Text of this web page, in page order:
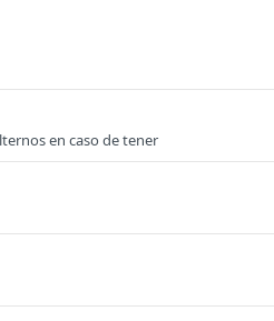
en caso de tener